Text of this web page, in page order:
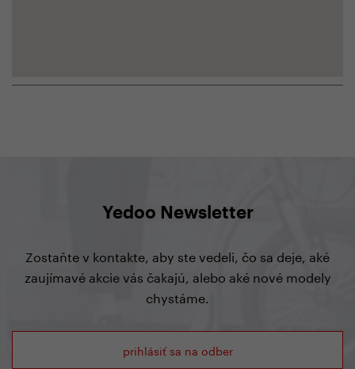
Yedoo Newsletter
Zostaňte v kontakte, aby ste vedeli, čo sa deje, aké
zaujímavé akcie vás čakajú, alebo aké nové modely
chystáme.
prihlásiť sa na odber